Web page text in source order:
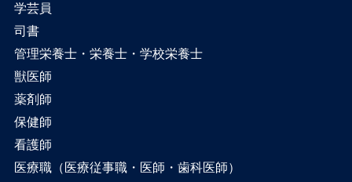
学芸員
司書
管理栄養士・栄養士・学校栄養士
獣医師
薬剤師
保健師
看護師
医療職（医療従事職・医師・歯科医師）